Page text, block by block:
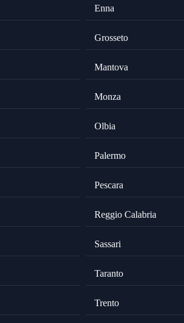
Enna
Grosseto
Mantova
Monza
Olbia
Palermo
Pescara
Reggio Calabria
Sassari
Taranto
Trento